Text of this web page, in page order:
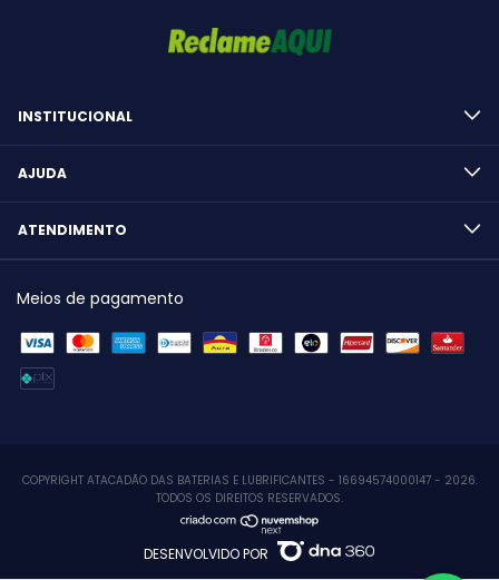
INSTITUCIONAL
AJUDA
ATENDIMENTO
Meios de pagamento
COPYRIGHT ATACADÃO DAS BATERIAS E LUBRIFICANTES - 16694574000147 - 2026.
TODOS OS DIREITOS RESERVADOS.
DESENVOLVIDO POR